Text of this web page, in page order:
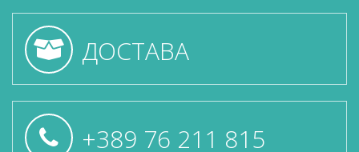
ДОСТАВА
+389 76 211 815